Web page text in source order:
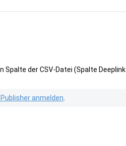
Spalte der CSV-Datei (Spalte Deeplink
anmelden